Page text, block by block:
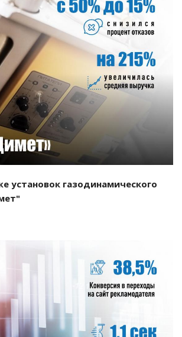
Смотреть проект
установок газодинамического